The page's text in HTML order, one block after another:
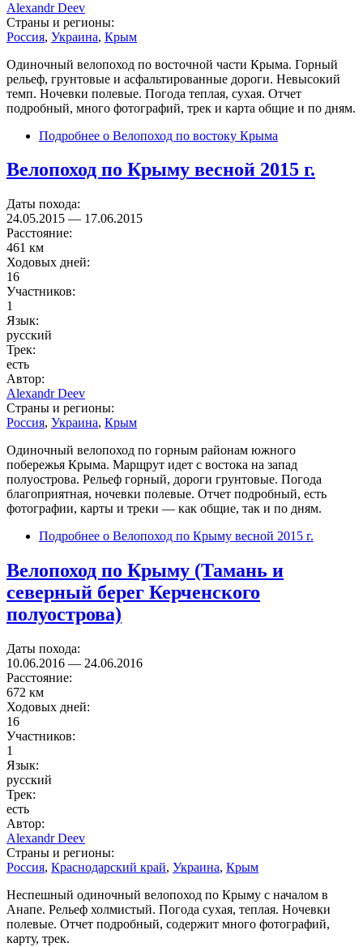
Alexandr Deev
Страны и регионы:
Россия, Украина, Крым
Одиночный велопоход по восточной части Крыма. Горный
рельеф, грунтовые и асфальтированные дороги. Невысокий
темп. Ночевки полевые. Погода теплая, сухая. Отчет
подробный, много фотографий, трек и карта общие и по дням.
Подробнее о Велопоход по востоку Крыма
Велопоход по Крыму весной 2015 г.
Даты похода:
24.05.2015 — 17.06.2015
Расстояние:
461 км
Ходовых дней:
16
Участников:
1
Язык:
русский
Трек:
есть
Автор:
Alexandr Deev
Страны и регионы:
Россия, Украина, Крым
Одиночный велопоход по горным районам южного
побережья Крыма. Марщрут идет с востока на запад
полуострова. Рельеф горный, дороги грунтовые. Погода
благоприятная, ночевки полевые. Отчет подробный, есть
фотографии, карты и треки — как общие, так и по дням.
Подробнее о Велопоход по Крыму весной 2015 г.
Велопоход по Крыму (Тамань и
северный берег Керченского
полуострова)
Даты похода:
10.06.2016 — 24.06.2016
Расстояние:
672 км
Ходовых дней:
16
Участников:
1
Язык:
русский
Трек:
есть
Автор:
Alexandr Deev
Страны и регионы:
Россия, Краснодарский край, Украина, Крым
Неспешный одиночный велопоход по Крыму с началом в
Анапе. Рельеф холмистый. Погода сухая, теплая. Ночевки
полевые. Отчет подробный, содержит много фотографий,
карту, трек.